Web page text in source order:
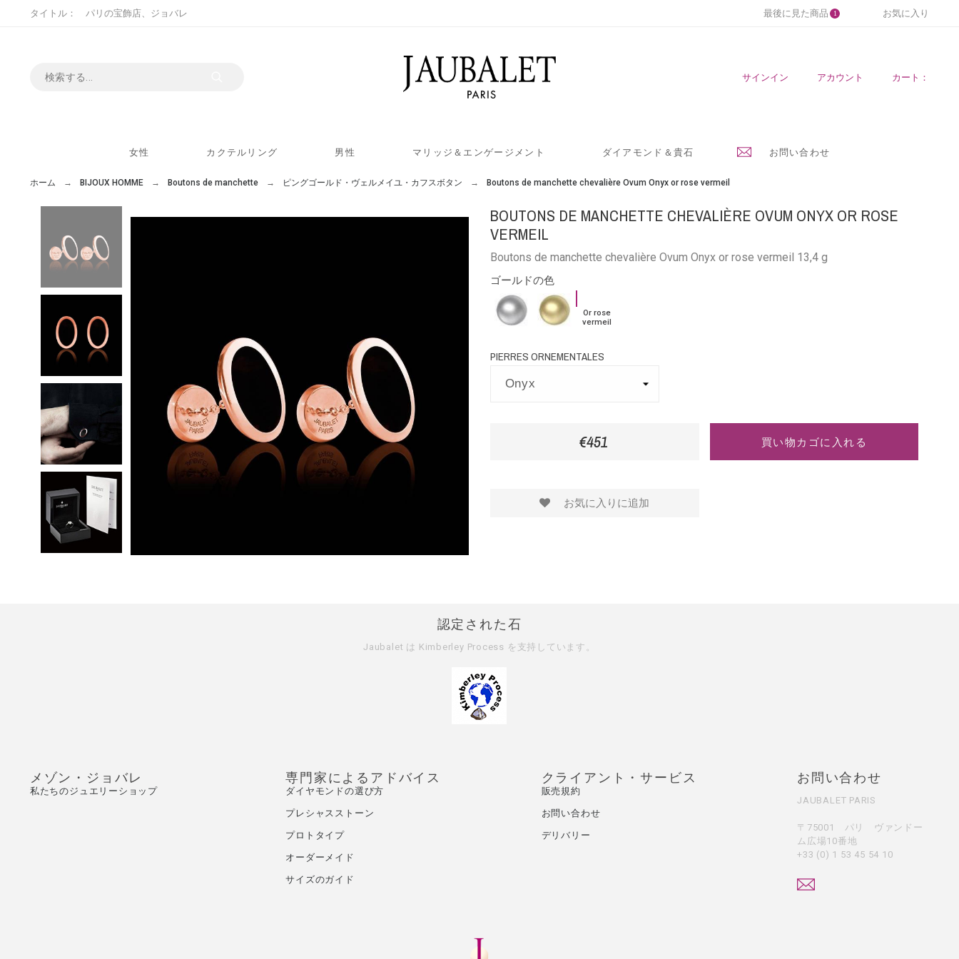
タイトル： パリの宝飾店、ジョバレ 最後に見た商品 1 お気に入り
サインイン アカウント カート：
女性 カクテルリング 男性 マリッジ＆エンゲージメント ダイアモンド＆貴石 お問い合わせ
ホーム BIJOUX HOMME Boutons de manchette ピングゴールド・ヴェルメイユ・カフスボタン Boutons de manchette chevalière Ovum Onyx or rose vermeil
BOUTONS DE MANCHETTE CHEVALIÈRE OVUM ONYX OR ROSE
VERMEIL
Boutons de manchette chevalière Ovum Onyx or rose vermeil 13,4 g
ゴールドの色
Argent
palladié
Or
jaune
rose
Or rose
vermeil
PIERRES ORNEMENTALES
€451 買い物カゴに入れる
お気に入りに追加
認定された石
Jaubalet は Kimberley Process を支持しています。
メゾン・ジョバレ
私たちのジュエリーショップ
専門家によるアドバイス
ダイヤモンドの選び方
プレシャスストーン
プロトタイプ
オーダーメイド
サイズのガイド
クライアント・サービス
販売規約
お問い合わせ
デリバリー
お問い合わせ
JAUBALET PARIS
〒75001 パリ ヴァンドー
ム広場10番地
+33 (0) 1 53 45 54 10